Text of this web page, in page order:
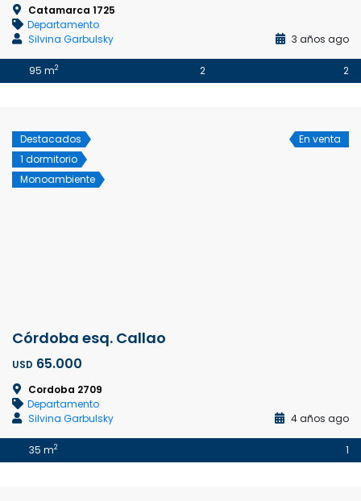
Catamarca 1725
Departamento
Silvina Garbulsky
3 años ago
95 m2 2 2
Destacados
1 dormitorio
Monoambiente
En venta
Córdoba esq. Callao
USD 65.000
Cordoba 2709
Departamento
Silvina Garbulsky
4 años ago
35 m2 1